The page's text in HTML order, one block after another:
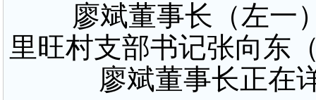
廖斌董事长（左一
里旺村支部书记张向东
廖斌董事长正在